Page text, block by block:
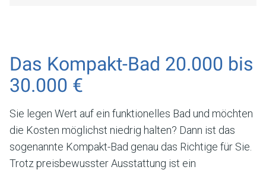
Das Kompakt-Bad 20.000 bis
30.000 €
Sie legen Wert auf ein funktionelles Bad und möchten
die Kosten möglichst niedrig halten? Dann ist das
sogenannte Kompakt-Bad genau das Richtige für Sie.
Trotz preisbewusster Ausstattung ist ein